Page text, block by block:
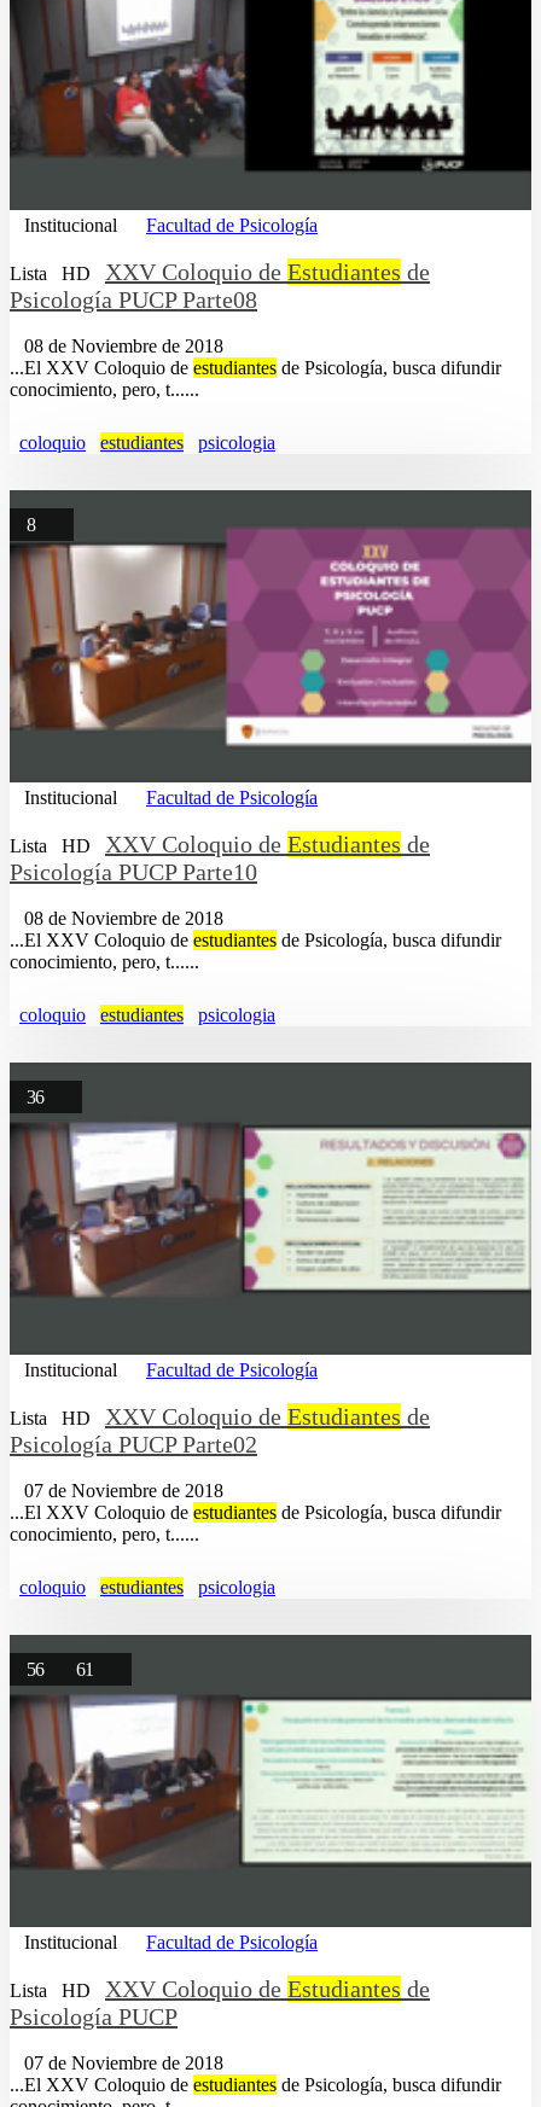
Institucional Facultad de Psicología
Lista HD XXV Coloquio de Estudiantes de
Psicología PUCP Parte08
08 de Noviembre de 2018
...El XXV Coloquio de estudiantes de Psicología, busca difundir
conocimiento, pero, t......
coloquio estudiantes psicologia
8
Institucional Facultad de Psicología
Lista HD XXV Coloquio de Estudiantes de
Psicología PUCP Parte10
08 de Noviembre de 2018
...El XXV Coloquio de estudiantes de Psicología, busca difundir
conocimiento, pero, t......
coloquio estudiantes psicologia
36
Institucional Facultad de Psicología
Lista HD XXV Coloquio de Estudiantes de
Psicología PUCP Parte02
07 de Noviembre de 2018
...El XXV Coloquio de estudiantes de Psicología, busca difundir
conocimiento, pero, t......
coloquio estudiantes psicologia
56 61
Institucional Facultad de Psicología
Lista HD XXV Coloquio de Estudiantes de
Psicología PUCP
07 de Noviembre de 2018
...El XXV Coloquio de estudiantes de Psicología, busca difundir